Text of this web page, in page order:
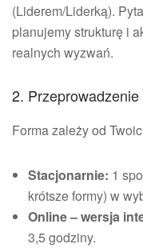
(Liderem/Liderką).
planujemy strukturę i
realnych wyzwań.
2.
Forma zależy od
Stacjonarnie: 1
krótsze formy) w
Online – wersja
3,5 godziny.